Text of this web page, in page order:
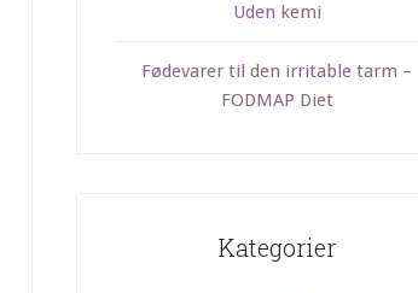
Uden kemi
Fødevarer til den irritable tarm –
FODMAP Diet
Kategorier